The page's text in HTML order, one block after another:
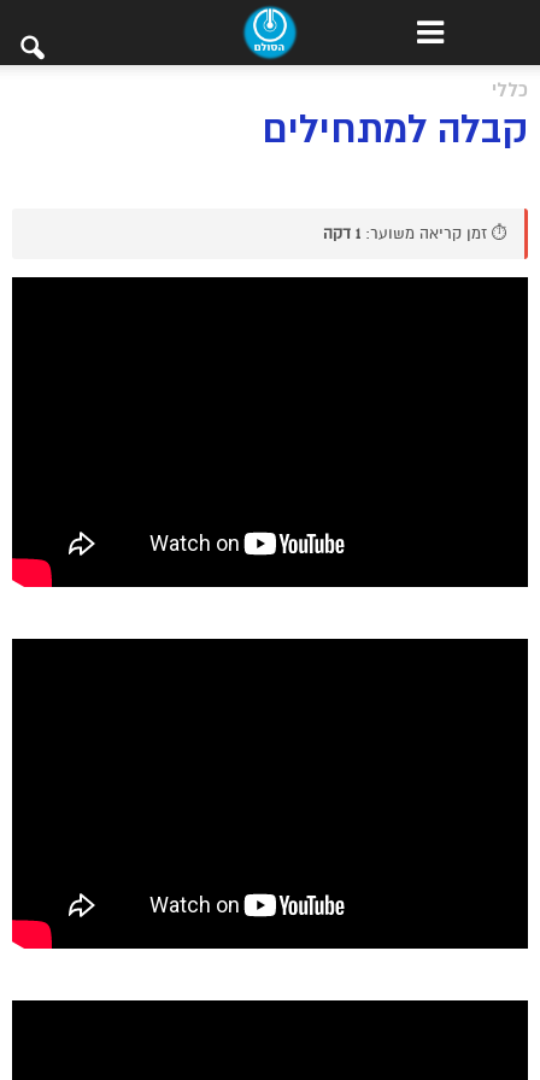
כללי
קבלה למתחילים
⏱️ זמן קריאה משוער: 1 דקה